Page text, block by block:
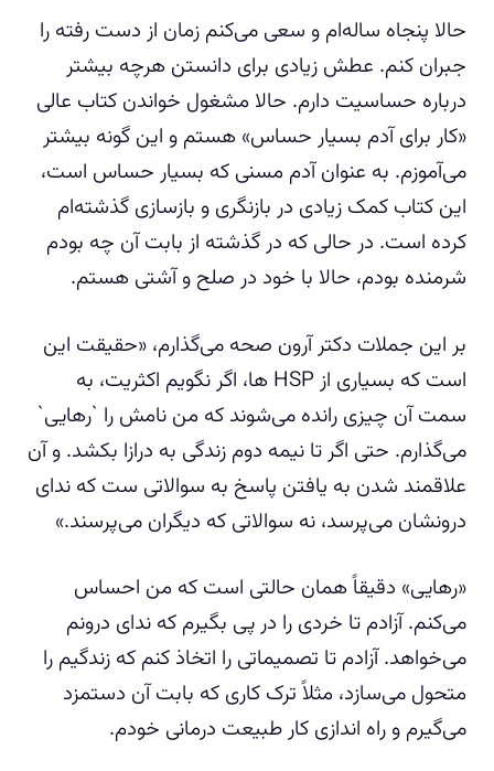
حالا پنجاه ساله‌ام و سعی می‌کنم زمان از دست رفته را
جبران کنم. عطش زیادی برای دانستن هرچه بیشتر
درباره حساسیت دارم. حالا مشغول خواندن کتاب عالی
«کار برای آدم بسیار حساس» هستم و این گونه بیشتر
می‌آموزم. به عنوان آدم مسنی که بسیار حساس است،
این کتاب کمک زیادی در بازنگری و بازسازی گذشته‌ام
کرده است. در حالی که در گذشته از بابت آن چه بودم
شرمنده بودم، حالا با خود در صلح و آشتی هستم.
بر این جملات دکتر آرون صحه می‌گذارم، «حقیقت این
است که بسیاری از HSP ها، اگر نگویم اکثریت، به
سمت آن چیزی رانده می‌شوند که من نامش را `رهایی`
می‌گذارم. حتی اگر تا نیمه دوم زندگی به درازا بکشد. و آن
علاقمند شدن به یافتن پاسخ به سوالاتی ست که ندای
درونشان می‌پرسد، نه سوالاتی که دیگران می‌پرسند.»
«رهایی» دقیقاً همان حالتی است که من احساس
می‌کنم. آزادم تا خردی را در پی بگیرم که ندای درونم
می‌خواهد. آزادم تا تصمیماتی را اتخاذ کنم که زندگیم را
متحول می‌سازد، مثلاً ترک کاری که بابت آن دستمزد
می‌گیرم و راه اندازی کار طبیعت درمانی خودم.